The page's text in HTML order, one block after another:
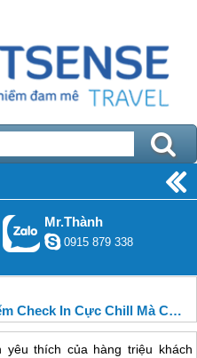
Mr.Thành
0915 879 338
Chill Mà Chắc Chắn Bạn Chưa Biết
thích của hàng triệu khách